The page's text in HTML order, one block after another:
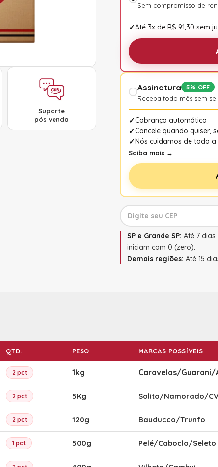
Suporte
pós venda
Sem compromisso de
Até 3x de R$ 91,30 sem
Assinatura
5% OFF
Receba todo mês sem
Cobrança automática
Cancele quando quiser,
Nós cuidamos de toda a
Saiba mais →
SP e Grande SP: Até 7
iniciam com 0 (zero).
Demais regiões: Até 15
QTD. PESO MARCAS POSSÍVEIS
2 pct 1kg Caravelas/
2 pct 5Kg Solito/Namorado/
2 pct 120g Bauducco/Trunfo
1 pct 500g Pelé/Caboclo/Seleto